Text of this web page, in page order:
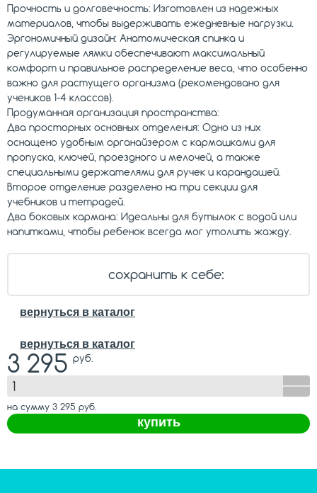
Прочность и долговечность: Изготовлен из надежных
материалов, чтобы выдерживать ежедневные нагрузки.
Эргономичный дизайн: Анатомическая спинка и
регулируемые лямки обеспечивают максимальный
комфорт и правильное распределение веса, что особенно
важно для растущего организма (рекомендовано для
учеников 1-4 классов).
Продуманная организация пространства:
Два просторных основных отделения: Одно из них
оснащено удобным органайзером с кармашками для
пропуска, ключей, проездного и мелочей, а также
специальными держателями для ручек и карандашей.
Второе отделение разделено на три секции для
учебников и тетрадей.
Два боковых кармана: Идеальны для бутылок с водой или
напитками, чтобы ребенок всегда мог утолить жажду.
сохранить к себе:
вернуться в каталог
вернуться в каталог
3 295 руб.
на сумму 3 295 руб.
купить